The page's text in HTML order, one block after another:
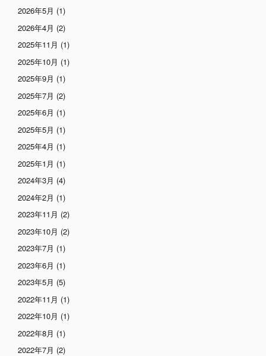
2026年5月 (1)
2026年4月 (2)
2025年11月 (1)
2025年10月 (1)
2025年9月 (1)
2025年7月 (2)
2025年6月 (1)
2025年5月 (1)
2025年4月 (1)
2025年1月 (1)
2024年3月 (4)
2024年2月 (1)
2023年11月 (2)
2023年10月 (2)
2023年7月 (1)
2023年6月 (1)
2023年5月 (5)
2022年11月 (1)
2022年10月 (1)
2022年8月 (1)
2022年7月 (2)